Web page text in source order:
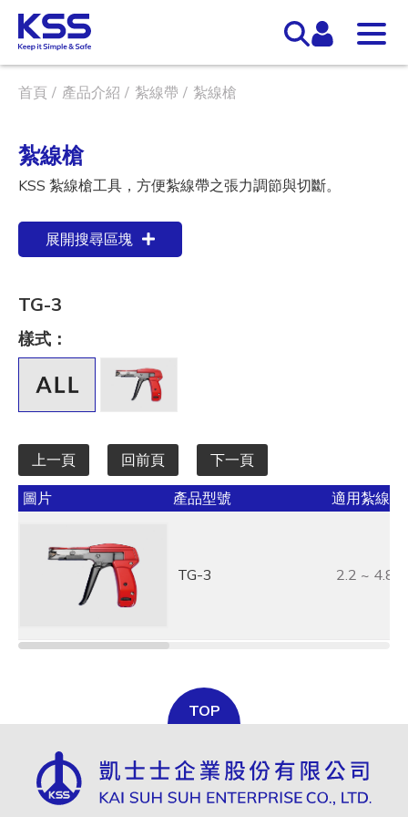
首頁 產品介紹 紮線帶 紮線槍
紮線槍
KSS 紮線槍工具，方便紮線帶之張力調節與切斷。
展開搜尋區塊
TG-3
樣式：
上一頁 回前頁 下一頁
圖片 產品型號 適用紮線
TG-3 2.2 ~ 4.8
TOP